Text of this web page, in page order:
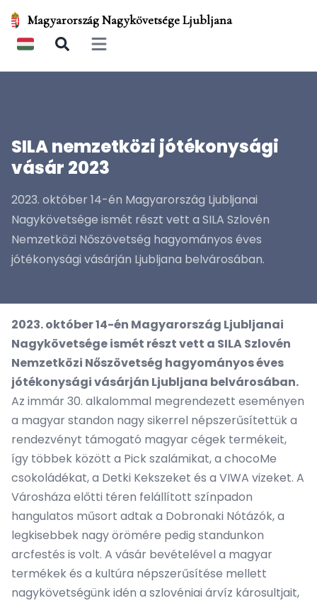
Magyarország Nagykövetsége Ljubljana
Open main menu
SILA nemzetközi jótékonysági
vásár 2023
2023. október 14-én Magyarország Ljubljanai
Nagykövetsége ismét részt vett a SILA Szlovén
Nemzetközi Nőszövetség hagyományos éves
jótékonysági vásárján Ljubljana belvárosában.
2023. október 14-én Magyarország Ljubljanai
Nagykövetsége ismét részt vett a SILA Szlovén
Nemzetközi Nőszövetség hagyományos éves
jótékonysági vásárján Ljubljana belvárosában.
Az immár 30. alkalommal megrendezett eseményen
a magyar standon nagy sikerrel népszerűsítettük a
rendezvényt támogató magyar cégek termékeit,
így többek között a Pick szalámikat, a chocoMe
csokoládékat, a Detki Kekszeket és a VIWA vizeket. A
Városháza előtti téren felállított színpadon
hangulatos műsort adtak a Dobronaki Nótázók, a
legkisebbek nagy örömére pedig standunkon
arcfestés is volt. A vásár bevételével a magyar
termékek és a kultúra népszerűsítése mellett
nagykövetségünk idén a szlovéniai árvíz károsultjait,